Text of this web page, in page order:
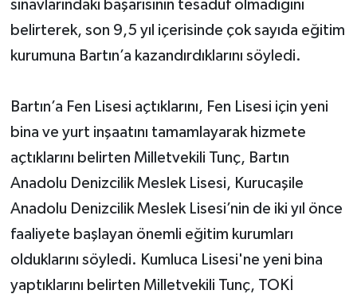
sınavlarındaki başarısının tesadüf olmadığını
belirterek, son 9,5 yıl içerisinde çok sayıda eğitim
kurumuna Bartın’a kazandırdıklarını söyledi.
Bartın’a Fen Lisesi açtıklarını, Fen Lisesi için yeni
bina ve yurt inşaatını tamamlayarak hizmete
açtıklarını belirten Milletvekili Tunç, Bartın
Anadolu Denizcilik Meslek Lisesi, Kurucaşile
Anadolu Denizcilik Meslek Lisesi’nin de iki yıl önce
faaliyete başlayan önemli eğitim kurumları
olduklarını söyledi. Kumluca Lisesi'ne yeni bina
yaptıklarını belirten Milletvekili Tunç, TOKİ